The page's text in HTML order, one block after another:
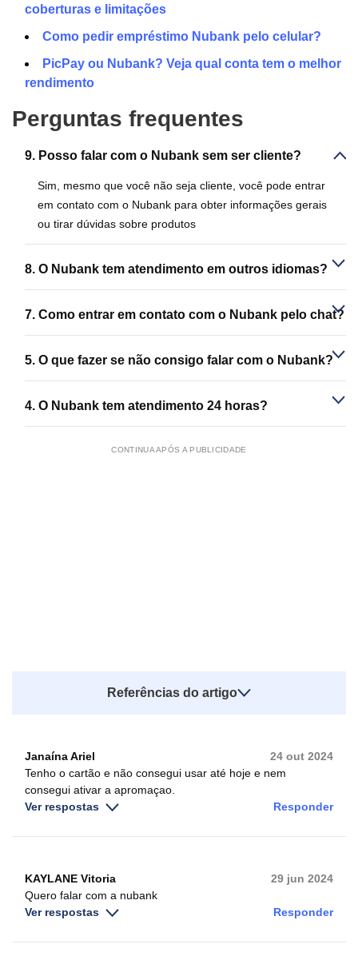
coberturas e limitações
Como pedir empréstimo Nubank pelo celular?
PicPay ou Nubank? Veja qual conta tem o melhor
rendimento
Perguntas frequentes
9. Posso falar com o Nubank sem ser cliente?
Sim, mesmo que você não seja cliente, você pode entrar
em contato com o Nubank para obter informações gerais
ou tirar dúvidas sobre produtos
8. O Nubank tem atendimento em outros idiomas?
7. Como entrar em contato com o Nubank pelo chat?
5. O que fazer se não consigo falar com o Nubank?
4. O Nubank tem atendimento 24 horas?
CONTINUA APÓS A PUBLICIDADE
Referências do artigo
Janaína Ariel
24 out 2024
Tenho o cartão e não consegui usar até hoje e nem
consegui ativar a apromaçao.
Ver respostas
Responder
KAYLANE Vitoria
29 jun 2024
Quero falar com a nubank
Ver respostas
Responder